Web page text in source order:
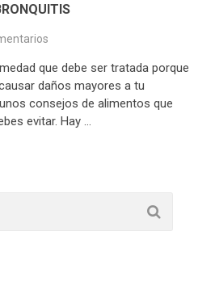
que debe ser tratada porque
daños mayores a tu
consejos de alimentos que
evitar. Hay …